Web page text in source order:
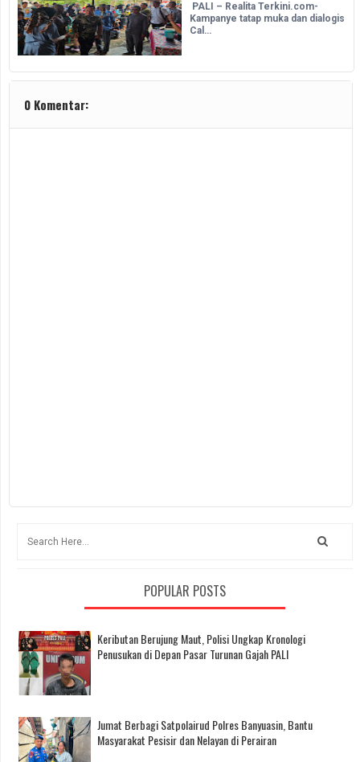
PALI – Realita Terkini.com-
Kampanye tatap muka dan dialogis
Cal…
0 Komentar:
POPULAR POSTS
Keributan Berujung Maut, Polisi Ungkap Kronologi
Penusukan di Depan Pasar Turunan Gajah PALI
Jumat Berbagi Satpolairud Polres Banyuasin, Bantu
Masyarakat Pesisir dan Nelayan di Perairan